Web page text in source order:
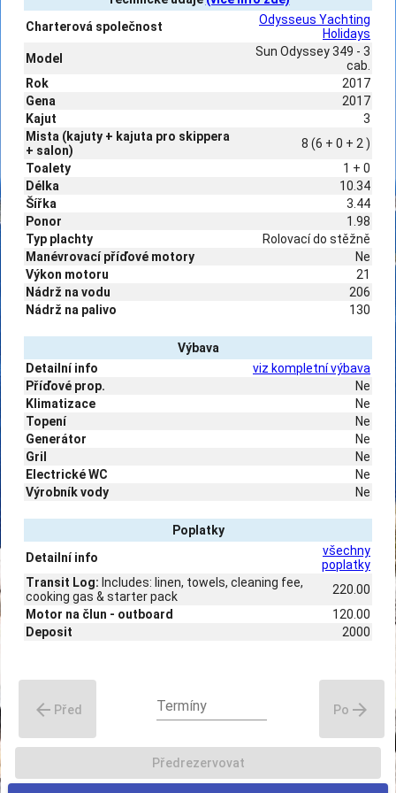
Charterová společnost
Odysseus Yachting
Holidays
Model
Sun Odyssey 349 - 3
cab.
Rok
2017
Gena
2017
Kajut
3
Mista (kajuty + kajuta pro skippera
+ salon)
8 (6 + 0 + 2 )
Toalety
1 + 0
Délka
10.34
Šířka
3.44
Ponor
1.98
Typ plachty
Rolovací do stěžně
Manévrovací příďové motory
Ne
Výkon motoru
21
Nádrž na vodu
206
Nádrž na palivo
130
Výbava
Detailní info
viz kompletní výbava
Příďové prop.
Ne
Klimatizace
Ne
Topení
Ne
Generátor
Ne
Gril
Ne
Electrické WC
Ne
Výrobník vody
Ne
Poplatky
Detailní info
všechny
poplatky
Transit Log: Includes: linen, towels, cleaning fee,
cooking gas & starter pack
220.00
Motor na člun - outboard
120.00
Deposit
2000
arrow_back Před Termíny Po arrow_forward
Předrezervovat